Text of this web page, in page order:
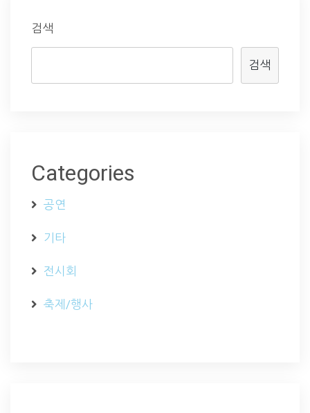
검색
검색
Categories
공연
기타
전시회
축제/행사